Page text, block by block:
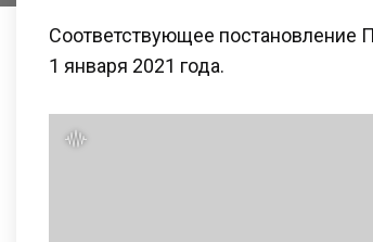
Соответствующее постановление
1 января 2021 года.